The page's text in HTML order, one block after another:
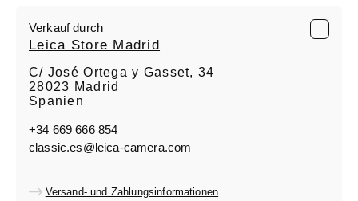
Verkauf durch
Leica Store Madrid
C/ José Ortega y Gasset, 34
28023 Madrid
Spanien
+34 669 666 854
classic.es@leica-camera.com
Versand- und Zahlungsinformationen